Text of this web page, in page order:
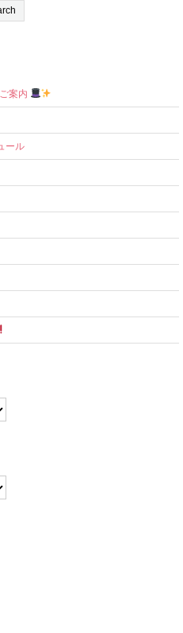
案内
ール